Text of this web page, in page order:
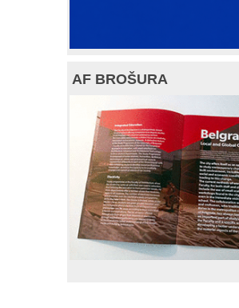
AF BROŠURA